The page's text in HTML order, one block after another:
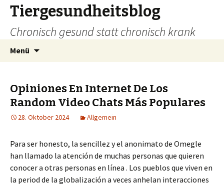
Tiergesundheitsblog
Chronisch gesund statt chronisch krank
Menü
Opiniones En Internet De Los
Random Video Chats Más Populares
28. Oktober 2024 Allgemein
Para ser honesto, la sencillez y el anonimato de Omegle
han llamado la atención de muchas personas que quieren
conocer a otras personas en línea . Los pueblos que viven en
la period de la globalización a veces anhelan interacciones